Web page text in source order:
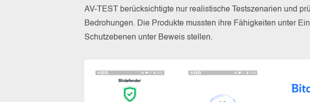
AV-TEST berücksichtigte nur realistische Testszenarien und
Bedrohungen. Die Produkte mussten ihre Fähigkeiten unter
Schutzebenen unter Beweis stellen.